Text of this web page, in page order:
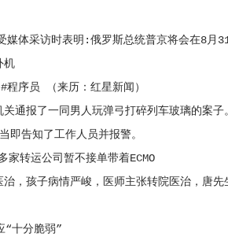
采访时表明:俄罗斯总统普京将会在8月31
机
序员 （来历：红星新闻）
报了一同男人玩弹弓打碎列车玻璃的案子
即告知了工作人员并报警。
转运公司暂不接单带着ECMO
孩子病情严峻，医师主张转院医治，唐先
十分脆弱”